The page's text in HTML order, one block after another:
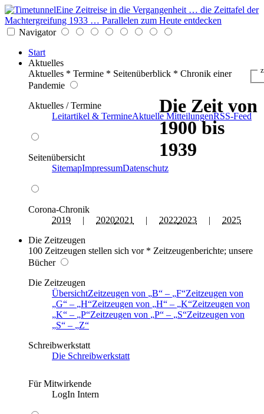
Eine Zeitreise in die Vergangenheit … die Zeittafel der
Machtergreifung 1933 … Parallelen zum Heute entdecken
Navigator
Start
Aktuelles
Aktuelles * Termine * Seitenüberblick * Chronik einer
Pandemie
Aktuelles / Termine
Leitartikel & TermineAktuelle MitteilungenRSS-Feed
Seitenübersicht
SitemapImpressumDatenschutz
Corona-Chronik
2019 | 20202021 | 20222023 | 2025
Die Zeitzeugen
100 Zeitzeugen stellen sich vor * Zeitzeugenberichte; unsere
Bücher
Die Zeitzeugen
ÜbersichtZeitzeugen von B – F Zeitzeugen von
G
– H Zeitzeugen von H – K Zeitzeugen von
K
– P Zeitzeugen von P – S Zeitzeugen von
S
–
Z
Schreibwerkstatt
Die Schreibwerkstatt
Für Mitwirkende
LogIn Intern
Die Zeit von
1900 bis
1939